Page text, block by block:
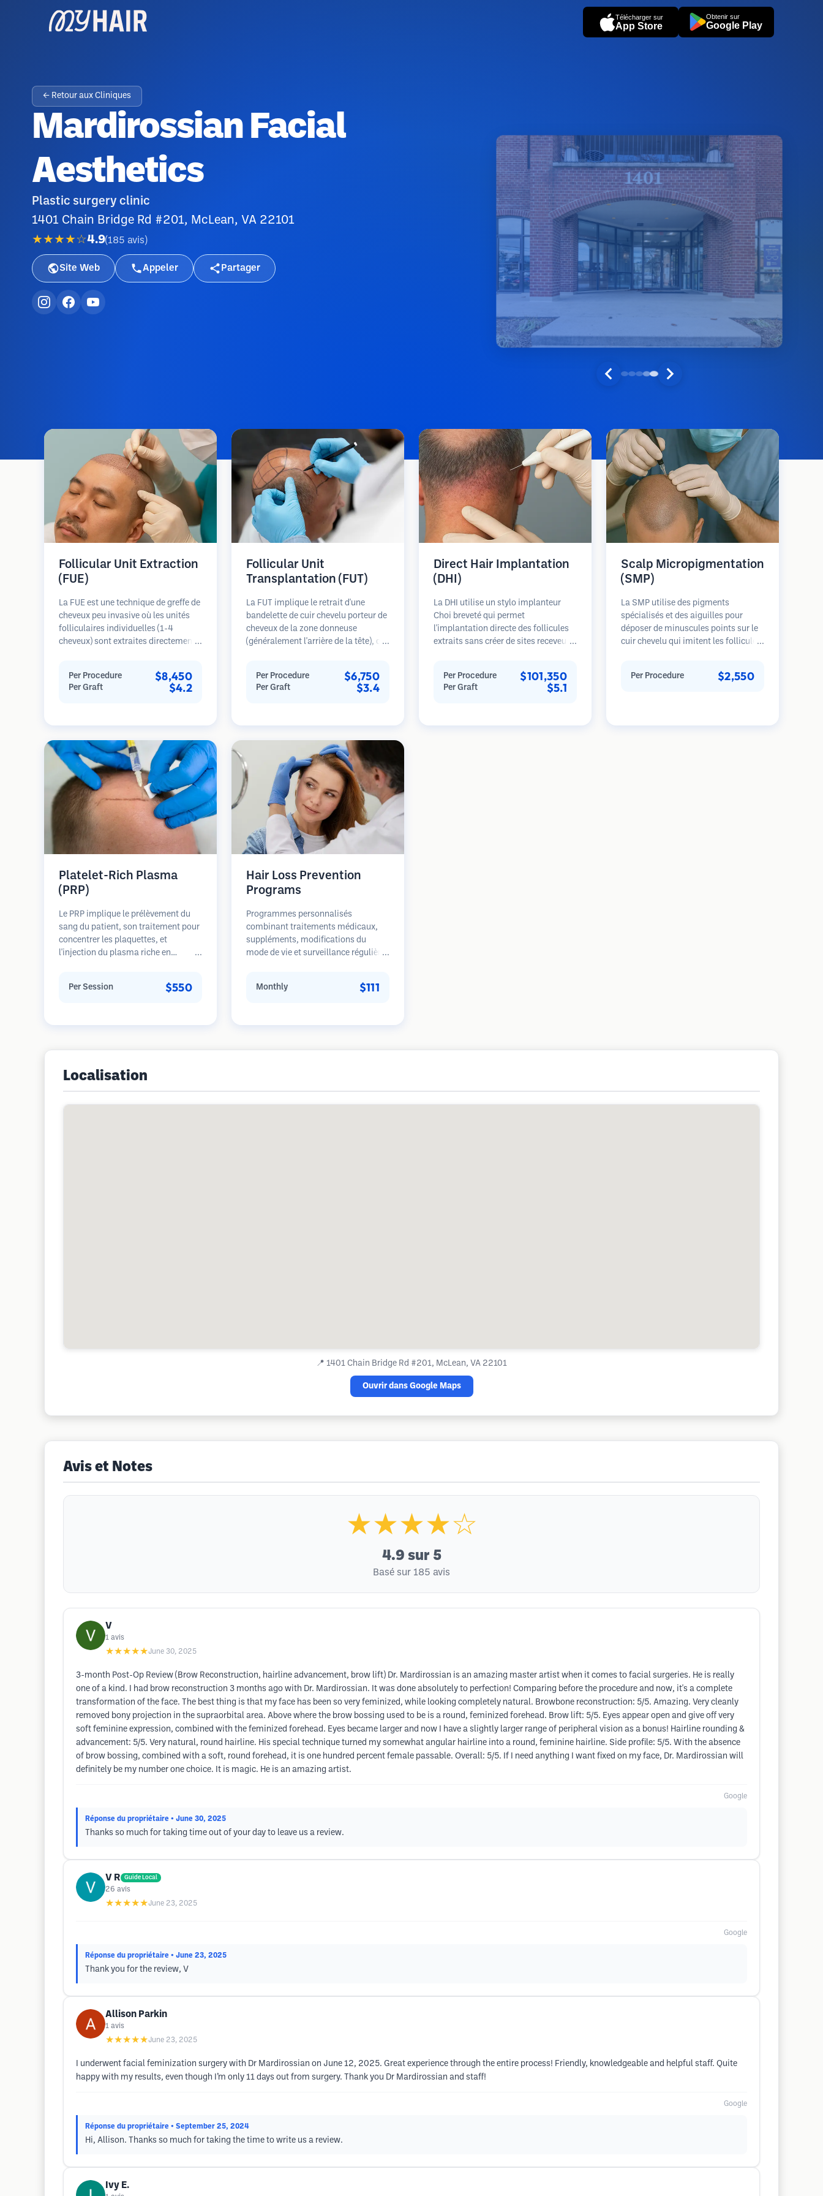
Télécharger sur
App Store
Obtenir sur
Google Play
← Retour aux Cliniques
Mardirossian Facial
Aesthetics
Plastic surgery clinic
1401 Chain Bridge Rd #201, McLean, VA 22101
★★★★☆4.9(185 avis )
Site Web Appeler Partager
Follicular Unit Extraction
(FUE)
La FUE est une technique de greffe de
cheveux peu invasive où les unités
folliculaires individuelles (1-4
cheveux) sont extraites directement
follicules sont ensuite implantés
dans les sites receveurs des zones
rapide par rapport aux méthodes de
prélèvement en bandelette.
Per Procedure $8,450
Per Graft $4.2
Follicular Unit
Transplantation (FUT)
La FUT implique le retrait d'une
bandelette de cuir chevelu porteur de
cheveux de la zone donneuse
(généralement l'arrière de la tête), qui
individuelles. Ces unités sont
Per Procedure $6,750
Per Graft $3.4
Direct Hair Implantation
(DHI)
La DHI utilise un stylo implanteur
Choi breveté qui permet
l'implantation directe des follicules
extraits sans créer de sites receveurs
de la direction et de l'angle des
Per Procedure $101,350
Per Graft $5.1
Scalp Micropigmentation
(SMP)
La SMP utilise des pigments
spécialisés et des aiguilles pour
déposer de minuscules points sur le
cuir chevelu qui imitent les follicules
rasée de près. La procédure nécessite
Per Procedure $2,550
Platelet-Rich Plasma
(PRP)
Le PRP implique le prélèvement du
sang du patient, son traitement pour
concentrer les plaquettes, et
l'injection du plasma riche en
dans les plaquettes peuvent stimuler
Per Session $550
Hair Loss Prevention
Programs
Programmes personnalisés
combinant traitements médicaux,
suppléments, modifications du
mode de vie et surveillance régulière
sur la prévention plutôt que la
Monthly $111
Localisation
📍 1401 Chain Bridge Rd #201, McLean, VA 22101
Ouvrir dans Google Maps
Avis et Notes
★★★★☆
4.9 sur 5
Basé sur 185 avis
V
1 avis
★★★★★June 30, 2025
3-month Post-Op Review (Brow Reconstruction, hairline advancement, brow lift) Dr. Mardirossian is an amazing master artist when it comes to facial surgeries. He is really
one of a kind. I had brow reconstruction 3 months ago with Dr. Mardirossian. It was done absolutely to perfection! Comparing before the procedure and now, it's a complete
transformation of the face. The best thing is that my face has been so very feminized, while looking completely natural. Browbone reconstruction: 5/5. Amazing. Very cleanly
removed bony projection in the supraorbital area. Above where the brow bossing used to be is a round, feminized forehead. Brow lift: 5/5. Eyes appear open and give off very
soft feminine expression, combined with the feminized forehead. Eyes became larger and now I have a slightly larger range of peripheral vision as a bonus! Hairline rounding &
advancement: 5/5. Very natural, round hairline. His special technique turned my somewhat angular hairline into a round, feminine hairline. Side profile: 5/5. With the absence
of brow bossing, combined with a soft, round forehead, it is one hundred percent female passable. Overall: 5/5. If I need anything I want fixed on my face, Dr. Mardirossian will
definitely be my number one choice. It is magic. He is an amazing artist.
Google
Réponse du propriétaire • June 30, 2025
Thanks so much for taking time out of your day to leave us a review.
V R Guide Local
26 avis
★★★★★June 23, 2025
Google
Réponse du propriétaire • June 23, 2025
Thank you for the review, V
Allison Parkin
1 avis
★★★★★June 23, 2025
I underwent facial feminization surgery with Dr Mardirossian on June 12, 2025. Great experience through the entire process! Friendly, knowledgeable and helpful staff. Quite
happy with my results, even though I’m only 11 days out from surgery. Thank you Dr Mardirossian and staff!
Google
Réponse du propriétaire • September 25, 2024
Hi, Allison. Thanks so much for taking the time to write us a review.
Ivy E.